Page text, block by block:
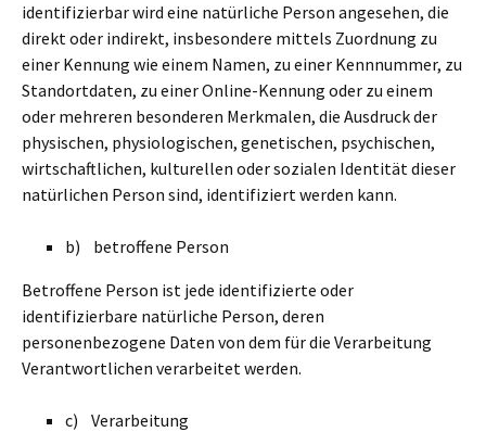
identifizierbar wird eine natürliche Person angesehen, die
direkt oder indirekt, insbesondere mittels Zuordnung zu
einer Kennung wie einem Namen, zu einer Kennnummer, zu
Standortdaten, zu einer Online-Kennung oder zu einem
oder mehreren besonderen Merkmalen, die Ausdruck der
physischen, physiologischen, genetischen, psychischen,
wirtschaftlichen, kulturellen oder sozialen Identität dieser
natürlichen Person sind, identifiziert werden kann.
b) betroffene Person
Betroffene Person ist jede identifizierte oder
identifizierbare natürliche Person, deren
personenbezogene Daten von dem für die Verarbeitung
Verantwortlichen verarbeitet werden.
c) Verarbeitung